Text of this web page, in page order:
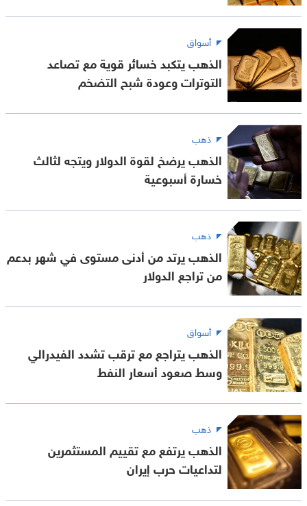
أسواق
الذهب يتكبد خسائر قوية مع تصاعد
التوترات وعودة شبح التضخم
ذهب
الذهب يرضخ لقوة الدولار ويتجه لثالث
خسارة أسبوعية
ذهب
الذهب يرتد من أدنى مستوى في شهر بدعم
من تراجع الدولار
أسواق
الذهب يتراجع مع ترقب تشدد الفيدرالي
وسط صعود أسعار النفط
ذهب
الذهب يرتفع مع تقييم المستثمرين
لتداعيات حرب إيران